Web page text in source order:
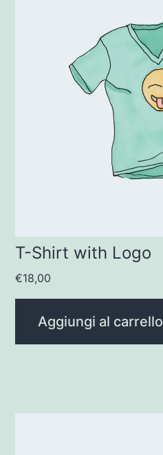
T-Shirt with Logo
€18,00
Aggiungi al carrello